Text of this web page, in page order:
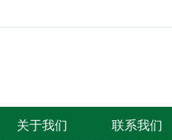
关于我们 联系我们